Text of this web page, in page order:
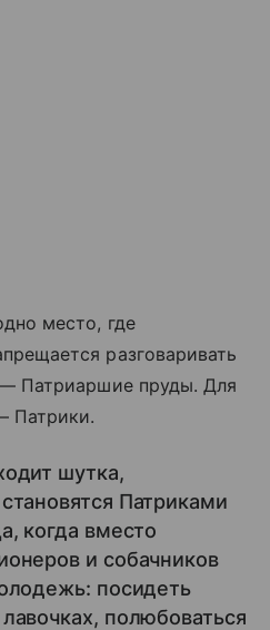
место, где
разговаривать
— Патриаршие пруды. Для
Патрики.
шутка,
Патриками
когда вместо
и собачников
посидеть
полюбоваться